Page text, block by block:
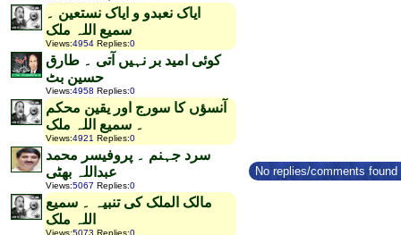
ایاک نعبدو و ایاک نستعین ۔
سمیع اللہ ملک
Views:4954 Replies:0
کوئی امید بر نہیں آتی ۔ طارق
حسین بٹ
Views:4958 Replies:0
آنسؤں کا سورج اور یقین محکم
۔ سمیع اللہ ملک
Views:4921 Replies:0
سرد جہنم ۔ پروفیسر محمد
عبداللہ بھٹی
Views:5067 Replies:0
مالک الملک کی تنبیہ ۔ سمیع
اللہ ملک
No replies/comments